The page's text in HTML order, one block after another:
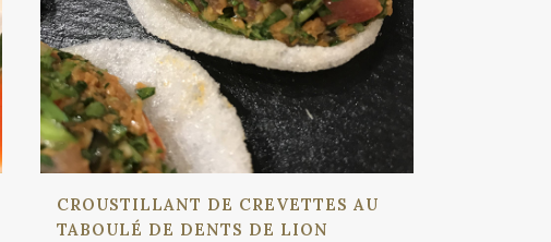
CROUSTILLANT DE CREVETTES AU
TABOULÉ DE DENTS DE LION